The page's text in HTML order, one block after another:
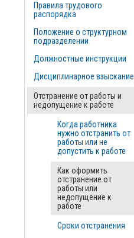
Правила трудового
распорядка
Положение о структурном
подразделении
Должностные инструкции
Дисциплинарное взыскание
Отстранение от работы и
недопущение к работе
Когда работника
нужно отстранить от
работы или не
допустить к работе
Как оформить
отстранение от
работы или
недопущение к
работе
Сроки отстранения